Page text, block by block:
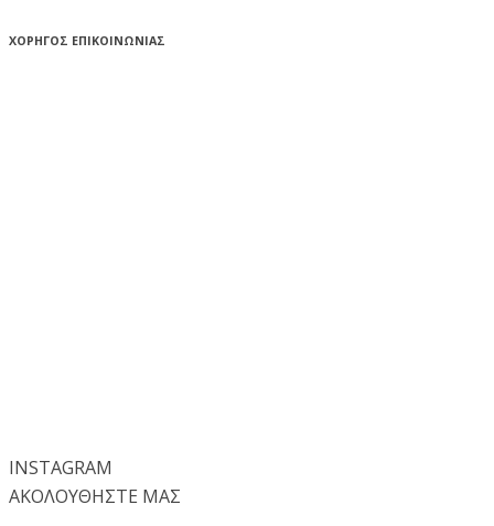
ΧΟΡΗΓΟΣ ΕΠΙΚΟΙΝΩΝΙΑΣ
INSTAGRAM
ΑΚΟΛΟΥΘΗΣΤΕ ΜΑΣ